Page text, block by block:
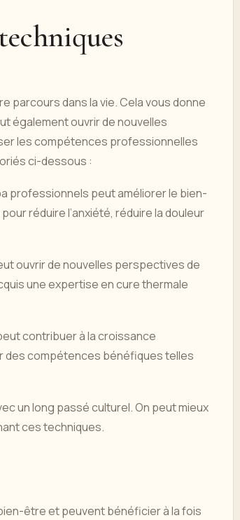
parcours dans la vie. Cela vous donne
également ouvrir de nouvelles
les compétences professionnelles
ci-dessous :
professionnels peut améliorer le bien-
réduire l’anxiété, réduire la douleur
ouvrir de nouvelles perspectives de
une expertise en cure thermale
contribuer à la croissance
des compétences bénéfiques telles
un long passé culturel. On peut mieux
ces techniques.
être et peuvent bénéficier à la fois